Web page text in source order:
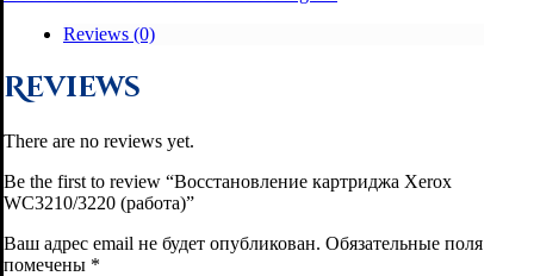
Reviews (0)
Reviews
There are no reviews yet.
Be the first to review “Восстановление картриджа Xerox
WC3210/3220 (работа)”
Ваш адрес email не будет опубликован. Обязательные поля
помечены *